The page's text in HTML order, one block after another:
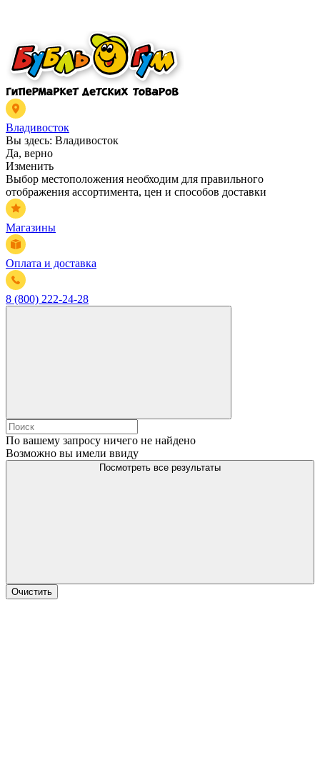
Владивосток
Вы здесь: Владивосток
Да, верно
Изменить
Выбор местоположения необходим для правильного
отображения ассортимента, цен и способов доставки
Магазины
Оплата и доставка
8 (800) 222-24-28
По вашему запросу ничего не найдено
Возможно вы имели ввиду
Посмотреть все результаты
Очистить